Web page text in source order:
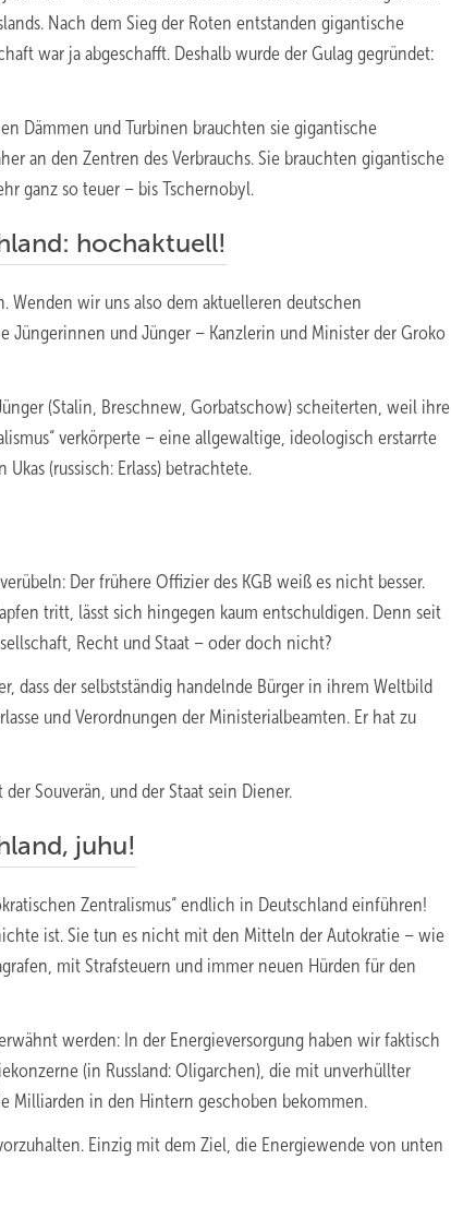
Nach dem Sieg der Roten entstanden gigantische
war ja abgeschafft. Deshalb wurde der Gulag gegründet:
Dämmen und Turbinen brauchten sie gigantische
an den Zentren des Verbrauchs. Sie brauchten gigantische
ganz so teuer – bis Tschernobyl.
hochaktuell!
Wenden wir uns also dem aktuelleren deutschen
Jüngerinnen und Jünger – Kanzlerin und Minister der Groko
(Stalin, Breschnew, Gorbatschow) scheiterten, weil ihre
verkörperte – eine allgewaltige, ideologisch erstarrte
(russisch: Erlass) betrachtete.
Der frühere Offizier des KGB weiß es nicht besser.
tritt, lässt sich hingegen kaum entschuldigen. Denn seit
Recht und Staat – oder doch nicht?
dass der selbstständig handelnde Bürger in ihrem Weltbild
und Verordnungen der Ministerialbeamten. Er hat zu
Souverän, und der Staat sein Diener.
juhu!
Zentralismus“ endlich in Deutschland einführen!
ist. Sie tun es nicht mit den Mitteln der Autokratie – wie
mit Strafsteuern und immer neuen Hürden für den
werden: In der Energieversorgung haben wir faktisch
(in Russland: Oligarchen), die mit unverhüllter
Milliarden in den Hintern geschoben bekommen.
Einzig mit dem Ziel, die Energiewende von unten